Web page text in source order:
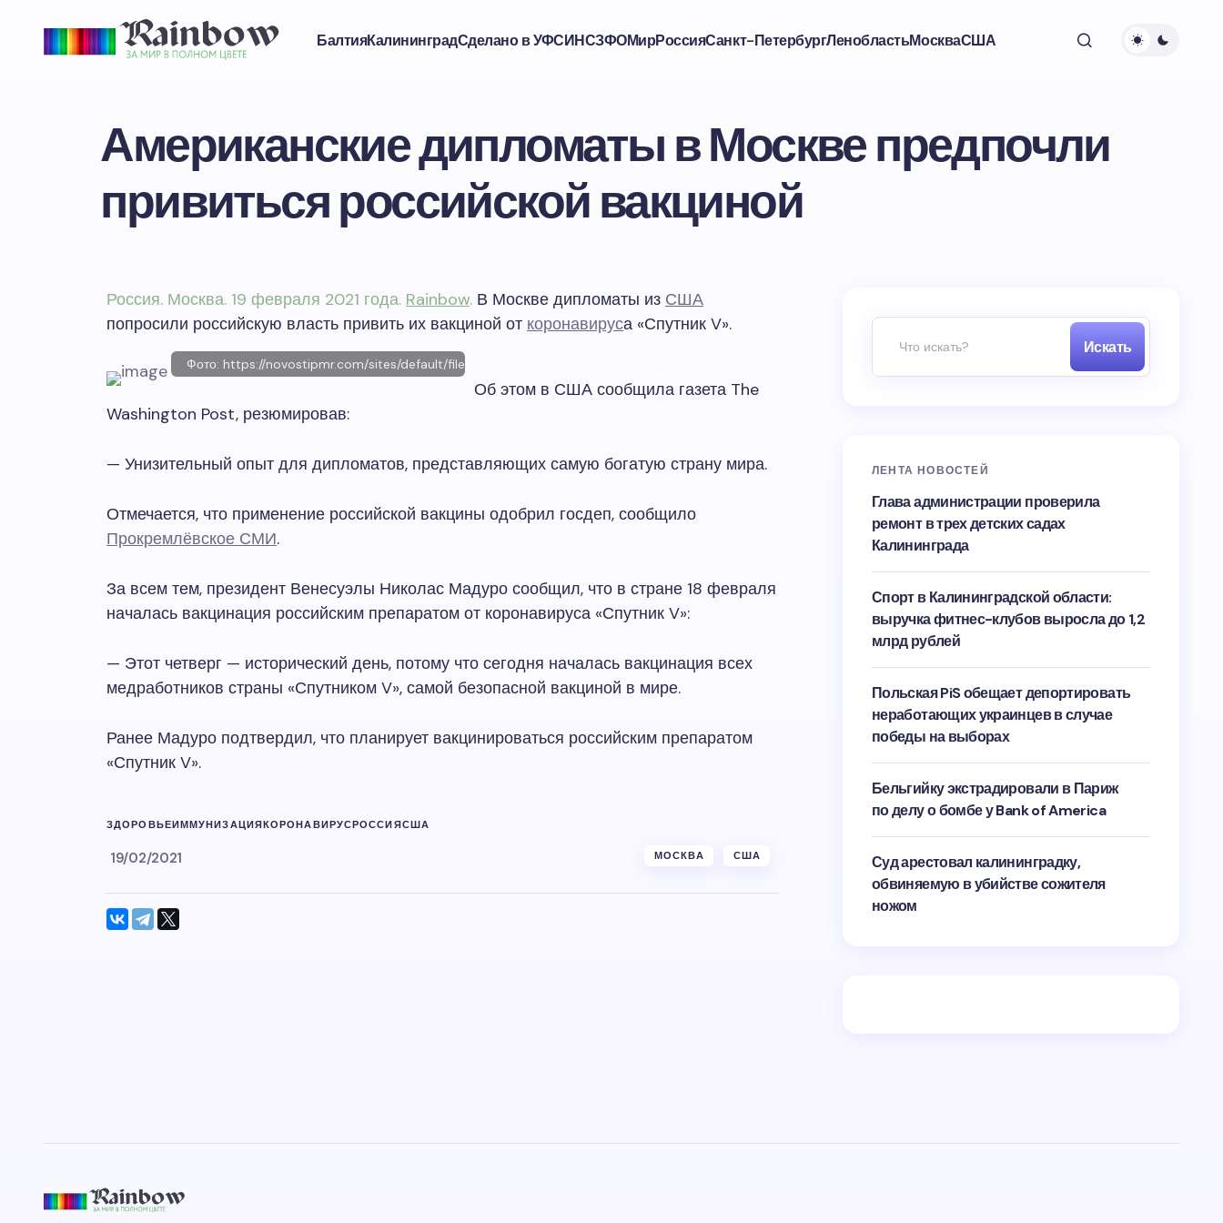
БалтияКалининградСделано в УФСИНСЗФОМирРоссияСанкт-ПетербургЛенобластьМоскваСША
Американские дипломаты в Москве предпочли
привиться российской вакциной
Россия. Москва. 19 февраля 2021 года. Rainbow. В Москве дипломаты из США
попросили российскую власть привить их вакциной от коронавируса «Спутник V».
Фото: https://novostipmr.com/sites/default/files/filefield_paths/1597733965_vakcina.jpg
Об этом в США сообщила газета The
Washington Post, резюмировав:
— Унизительный опыт для дипломатов, представляющих самую богатую страну мира.
Отмечается, что применение российской вакцины одобрил госдеп, сообщило
Прокремлёвское СМИ.
За всем тем, президент Венесуэлы Николас Мадуро сообщил, что в стране 18 февраля
началась вакцинация российским препаратом от коронавируса «Спутник V»:
— Этот четверг — исторический день, потому что сегодня началась вакцинация всех
медработников страны «Спутником V», самой безопасной вакциной в мире.
Ранее Мадуро подтвердил, что планирует вакцинироваться российским препаратом
«Спутник V».
ЗДОРОВЬЕИММУНИЗАЦИЯКОРОНАВИРУСРОССИЯСША
19/02/2021 МОСКВА США
Искать
ЛЕНТА НОВОСТЕЙ
Глава администрации проверила
ремонт в трех детских садах
Калининграда
Спорт в Калининградской области:
выручка фитнес-клубов выросла до 1,2
млрд рублей
Польская PiS обещает депортировать
неработающих украинцев в случае
победы на выборах
Бельгийку экстрадировали в Париж
по делу о бомбе у Bank of America
Суд арестовал калининградку,
обвиняемую в убийстве сожителя
ножом